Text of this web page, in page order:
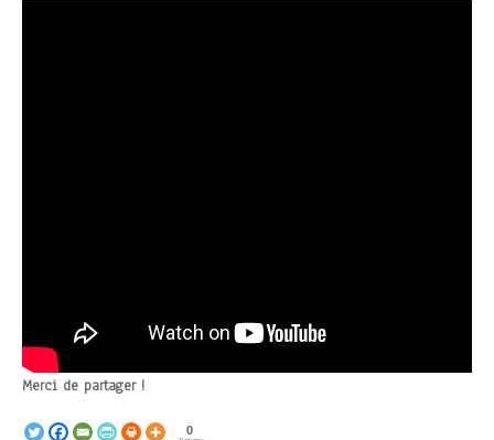
Merci de partager !
0